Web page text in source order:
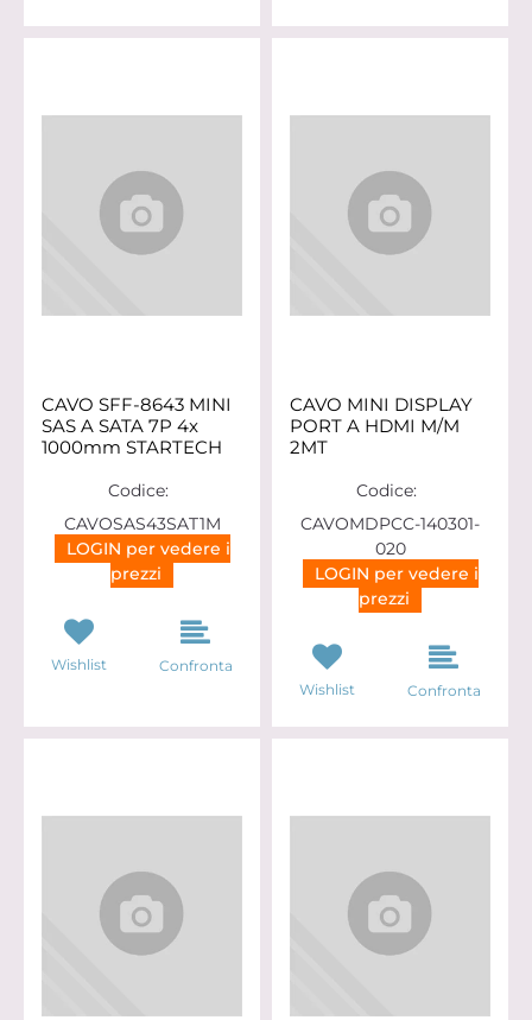
CAVO SFF-8643 MINI
SAS A SATA 7P 4x
1000mm STARTECH
Codice:
CAVOSAS43SAT1M
LOGIN per vedere i
prezzi
Wishlist Confronta
CAVO MINI DISPLAY
PORT A HDMI M/M
2MT
Codice:
CAVOMDPCC-140301-
020
LOGIN per vedere i
prezzi
Wishlist Confronta